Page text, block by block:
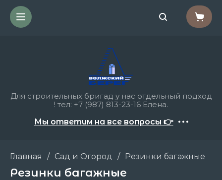
Для строительных бригад у нас отдельный подход
! тел: +7 (987) 813-23-16 Елена.
Мы ответим на все вопросы 👉
Главная / Сад и Огород / Резинки багажные
Резинки багажные